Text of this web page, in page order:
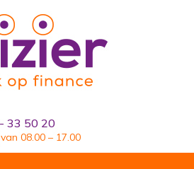
33 50 20
08.00 – 17.00